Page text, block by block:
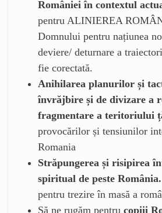
României în contextul
pentru ALINIEREA
Domnului pentru națiunea
deviere/ deturnare a
fie corectată.
Anihilarea planurilor și
învrăjbire și de divizare a
fragmentare a teritoriului
provocărilor și tensiunilor
Romania
Străpungerea și risipirea
spiritual de peste România.
pentru trezire în masă a
Să ne rugăm pentru copiii